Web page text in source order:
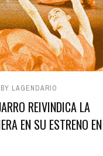
BY LAGENDARIO
REIVINDICA LA
EN SU ESTRENO EN